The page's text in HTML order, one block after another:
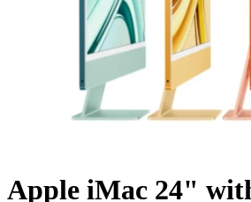
Apple iMac 24"